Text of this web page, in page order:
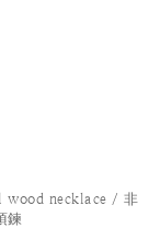
wood necklace / 非
鍊